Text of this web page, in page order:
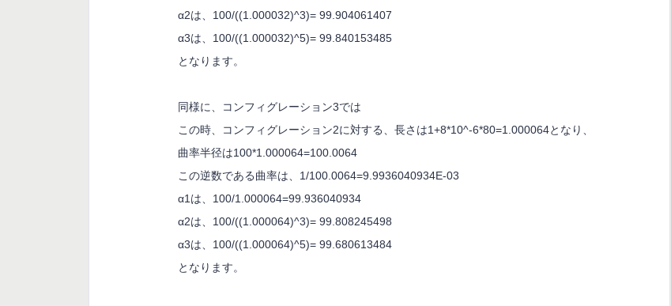
α2は、 100/((1.000032)^3)= 99.904061407
α3は、 100/((1.000032)^5)= 99.840153485
となります。
同様に、コンフィグレーション3では
この時、コンフィグレーション2に対する、長さは1+8*10^-6*80=1.000064となり、
曲率半径は100*1.000064=100.0064
この逆数である曲率は、 1/100.0064=9.9936040934E-03
α1 は、 100/1.000064=99.936040934
α2は、 100/((1.000064)^3)= 99.808245498
α3は、 100/((1.000064)^5)= 99.680613484
となります。